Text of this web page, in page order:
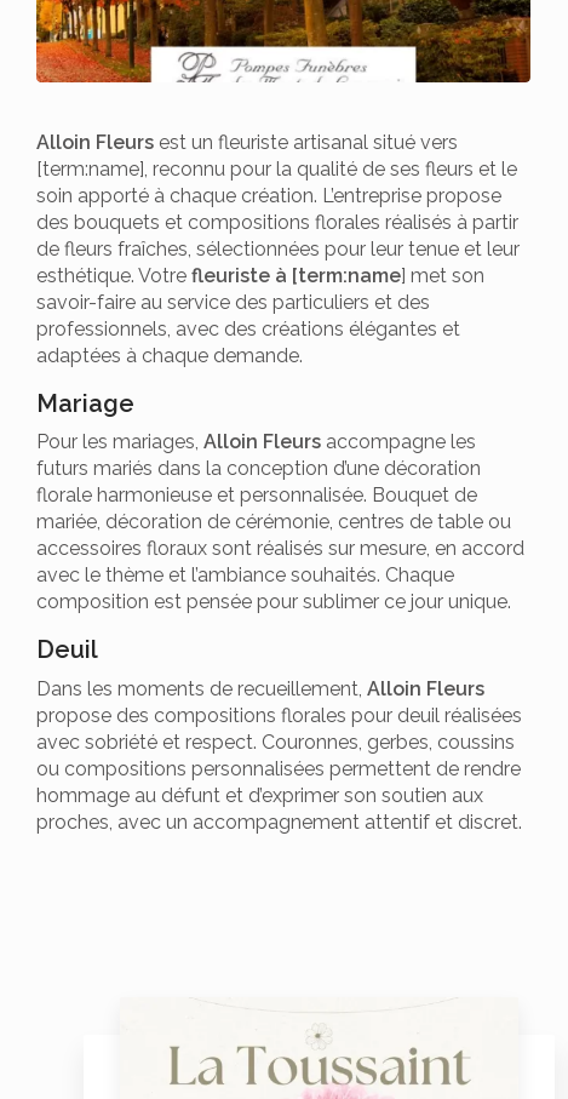
Alloin Fleurs est un fleuriste artisanal situé vers
[term:name], reconnu pour la qualité de ses fleurs et le
soin apporté à chaque création. L’entreprise propose
des bouquets et compositions florales réalisés à partir
de fleurs fraîches, sélectionnées pour leur tenue et leur
esthétique. Votre fleuriste à [term:name] met son
savoir-faire au service des particuliers et des
professionnels, avec des créations élégantes et
adaptées à chaque demande.
Mariage
Pour les mariages, Alloin Fleurs accompagne les
futurs mariés dans la conception d’une décoration
florale harmonieuse et personnalisée. Bouquet de
mariée, décoration de cérémonie, centres de table ou
accessoires floraux sont réalisés sur mesure, en accord
avec le thème et l’ambiance souhaités. Chaque
composition est pensée pour sublimer ce jour unique.
Deuil
Dans les moments de recueillement, Alloin Fleurs
propose des compositions florales pour deuil réalisées
avec sobriété et respect. Couronnes, gerbes, coussins
ou compositions personnalisées permettent de rendre
hommage au défunt et d’exprimer son soutien aux
proches, avec un accompagnement attentif et discret.